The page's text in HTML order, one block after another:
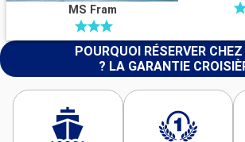
MS Fram
POURQUOI RÉSERVER
? LA GARANTIE